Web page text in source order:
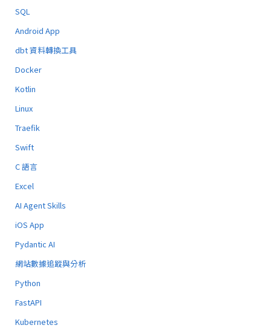
SQL
Android App
dbt 資料轉換工具
Docker
Kotlin
Linux
Traefik
Swift
C 語言
Excel
AI Agent Skills
iOS App
Pydantic AI
網站數據追蹤與分析
Python
FastAPI
Kubernetes